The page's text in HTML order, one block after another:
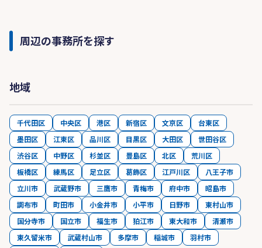
周辺の事務所を探す
地域
千代田区 中央区 港区 新宿区 文京区
台東区
墨田区
江東区 品川区 目黒区 大田区
世田谷区
渋谷区
中野区 杉並区 豊島区 北区
荒川区
板橋区
練馬区 足立区 葛飾区 江戸川区
八王子市
立川市
武蔵野市 三鷹市 青梅市 府中市
昭島市
調布市
町田市 小金井市 小平市 日野市
東村山市
国分寺市
国立市 福生市 狛江市 東大和市
清瀬市
東久留米市
武蔵村山市 多摩市 稲城市
羽村市